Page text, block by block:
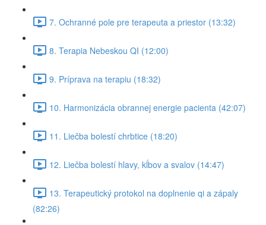
7. Ochranné pole pre terapeuta a priestor (13:32)
8. Terapia Nebeskou QI (12:00)
9. Príprava na terapiu (18:32)
10. Harmonizácia obrannej energie pacienta (42:07)
11. Liečba bolestí chrbtice (18:20)
12. Liečba bolestí hlavy, kĺbov a svalov (14:47)
13. Terapeutický protokol na doplnenie qi a zápaly
(82:26)